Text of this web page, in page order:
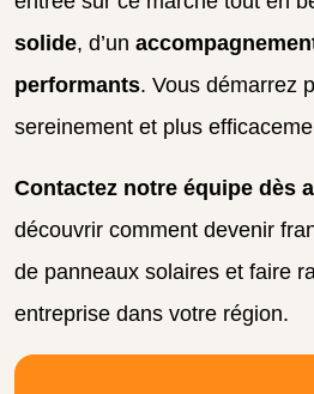
solide, d’un
performants. Vous démarrez
sereinement et plus
Contactez notre équipe dès
découvrir comment devenir
de panneaux solaires et faire
entreprise dans votre région.